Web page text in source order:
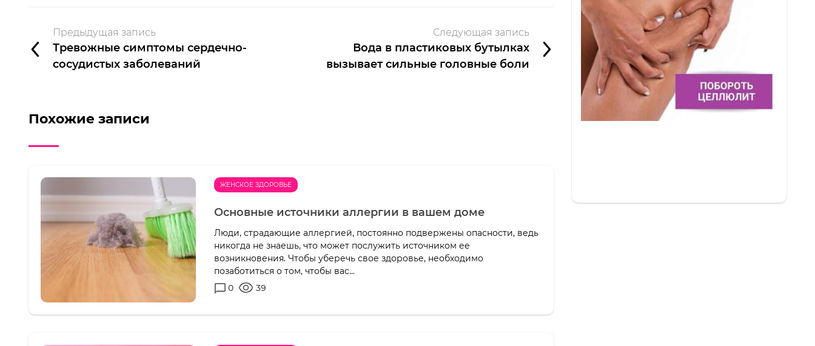
Предыдущая запись
Тревожные симптомы сердечно-
сосудистых заболеваний
Следующая запись
Вода в пластиковых бутылках
вызывает сильные головные боли
Похожие записи
ЖЕНСКОЕ ЗДОРОВЬЕ
Основные источники аллергии в вашем доме
Люди, страдающие аллергией, постоянно подвержены опасности, ведь
никогда не знаешь, что может послужить источником ее
возникновения. Чтобы уберечь свое здоровье, необходимо
позаботиться о том, чтобы вас...
0
39